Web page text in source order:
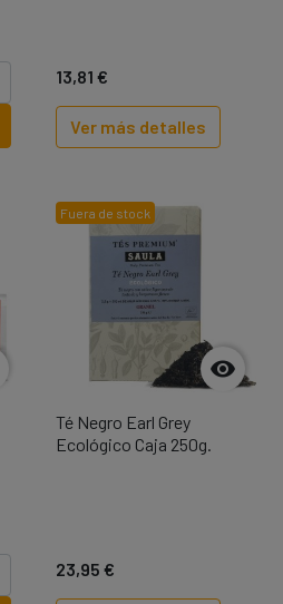
13,81 €
Ver más detalles
Fuera de stock

Té Negro Earl Grey
Ecológico Caja 250g.
23,95 €